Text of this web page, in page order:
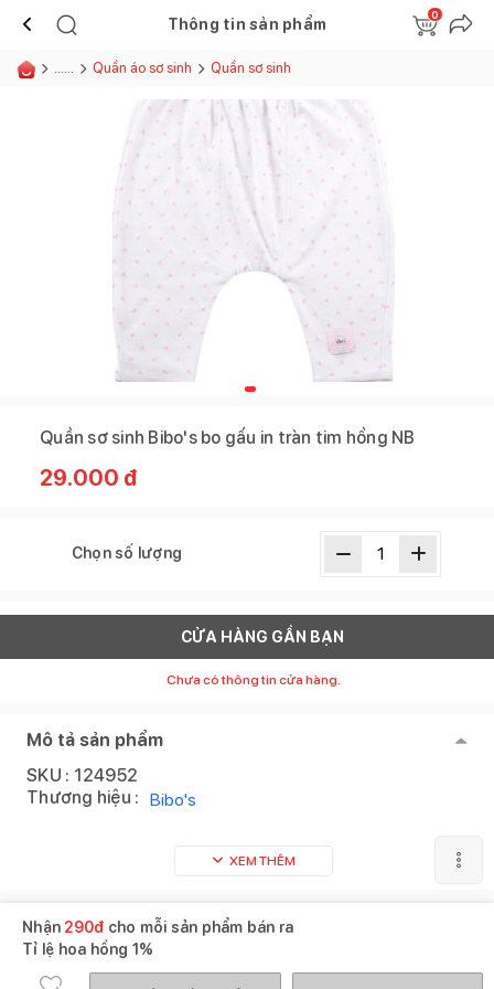
Thông tin sản phẩm
0
...... Quần áo sơ sinh Quần sơ sinh
Quần sơ sinh Bibo's bo gấu in tràn tim hồng NB
29.000 đ
Chọn số lượng
CỬA HÀNG GẦN BẠN
Chưa có thông tin cửa hàng.
Mô tả sản phẩm
SKU : 124952
Thương hiệu : Bibo's
XEM THÊM
Nhận 290đ cho mỗi sản phẩm bán ra
Tỉ lệ hoa hồng 1%